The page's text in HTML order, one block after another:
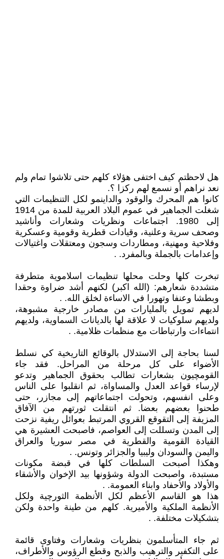
هل لاحظتم كيف اختفى هؤلاء كلهم حتى تلاشوا تمام ولم
نعد نراهم أو نسمع لهم ركزا ؟.
كانوا هم المحرك والوقود والداينمو لكل التنظيمات التي
شغلت الجماهير في عموم البلاد العربية للمدة من 1914
إلى 1980. اجتماعات ونظريات وشعارات وأناشيد
وصحف سرية وعلنية، وقيادات قطرية وقومية وعسكرية
وفلاحية ومهنية، ومطاردات وسجون ومعتقلات واغتيالات
وإعدامات بالجملة وبالمفرد. .
تبخرت كلها وحلت محلها تنظيمات اسلاموية متطرفة
متشددة شعارهم: (الله اكبر) لكنهم أشد ضراوة وحقدا
وبطشا وعنفا وتهورا في الاساءة لخلق الله. .
لديهم تمويل بالمليارات من مصادر خارجية مشبوهة،
ولديهم سلوكيات لا علاقة لها بالديانات السماوية، ولديهم
انتماءات وارتباطات مع منظمات ظلامية. .
لسنا بحاجة إلى الاستدلال بالوقائع التاريخية كي نسلط
الأضواء على كل مرحلة من المراحل. فقد جاء
القومچيون بشعارات تطالب بحقوق الجماهير وتدعو
لإرساء قواعد العدل والمساواة، ثم انقلبوا على الناس
وعلى انفسهم، وتحولت اجتماعاتهم إلى مجازر، حتى
طحنوا بعضهم بعضا. ثم انتقلت ثورتهم من الآفاق
المزيفة إلى التقوقع القروي المرتبط بعوائل ريفية نزحت
إلى المدن وتسللت إلى العواصم، فاصبحت العشيرة هي
القيادة القومية والقطرية في مصر سوريا والعراق
واليمن والسودان وليبيا والجزائر وتونس. .
وهكذا أصبحت السلطات كلها في قبضة مكونات
مستبدة، واصبحت الدولة وشؤونها بيد الإخوان والأشقاء
والأولاد والأحفاد وابناء العمومة. .
هذا هو القاسم الأعظم لكل الأنظمة الثورچية ولكل
الأنظمة الملكية والأميرية. كلهم من طينة واحدة ولكن
بتشكيلات مختلفة. .
ثم جاء المتأسلمون بنظريات وشعارات وفتاوى قائمة
على التكفير والترهيب والذبح وقطع الرؤوس والأطراف،